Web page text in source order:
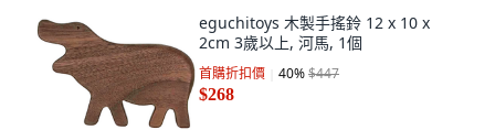
eguchitoys 木製手搖鈴 12 x 10 x
2cm 3歲以上, 河馬, 1個
首購折扣價 40%$447
$268